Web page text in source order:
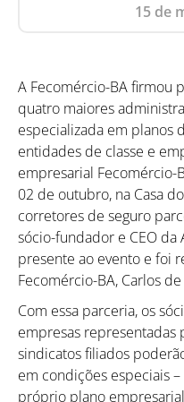
15 de
A Fecomércio-BA firmou
quatro maiores
especializada em planos
entidades de classe e
empresarial
02 de outubro, na Casa
corretores de seguro
sócio-fundador e CEO da
presente ao evento e foi
Fecomércio-BA, Carlos
Com essa parceria, os
empresas representadas
sindicatos filiados
em condições especiais
próprio plano